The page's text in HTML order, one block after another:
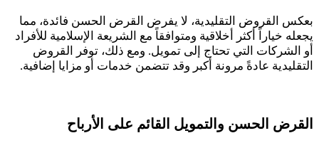
بعكس القروض التقليدية، لا يفرض القرض الحسن فائدة، مما
يجعله خياراً أكثر أخلاقية ومتوافقاً مع الشريعة الإسلامية للأفراد
أو الشركات التي تحتاج إلى تمويل. ومع ذلك، توفر القروض
التقليدية عادةً مرونة أكبر وقد تتضمن خدمات أو مزايا إضافية.
القرض الحسن والتمويل القائم على الأرباح